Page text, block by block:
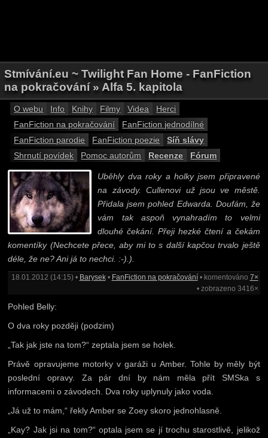
Stmívání.eu ~ Twilight Fan Home - FanFiction
na pokračování » Alfa 5. kapitola
O webu Info Knihy Filmy Videa
Herci
FanFiction na pokračování
FanFiction jednodílné
FanFiction parodie
FanFiction poezie
Síň slávy
Shrnutí povídek
Pomoc autorům Recenze Fórum
Uběhly dva roky a holky jsem připravené
na závody. Cullenovi už jsou ve městě.
Přidala jsem pohled Edwarda. Doufám, že
vám tak aspoň vynahradím to velmi
dlouhé čekání. Přeji hezké čtení a čekám
komentíky (Nechcete přece, aby mi to s další kapčou trvalo ještě
déle, že ne? Ani já to nechci. :-).).
18.01.2012 (14:15) • Barysek• FanFiction na pokračování• komentováno 7×
• zobrazeno 3416×
Pohled Belly:
O dva roky později (podzim)
„Tak jak jste na tom?“ zeptala jsem se holek.
Právě opravujeme motorky v garáži u Amber. Tohle by měly být
poslední opravy. Za pár dní by nám měla přít SMSka s
informacemi o závodech. Dva roky uplynuly jako voda.
„Já už to mám,“ řekly Amber se Zoey skoro jednohlasně.
„Kay? Jak jsi na tom?“ optala jsem se jí trochu starostlivě, jelikož